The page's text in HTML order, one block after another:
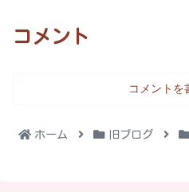
コメント
コメントを
ホーム 旧ブログ